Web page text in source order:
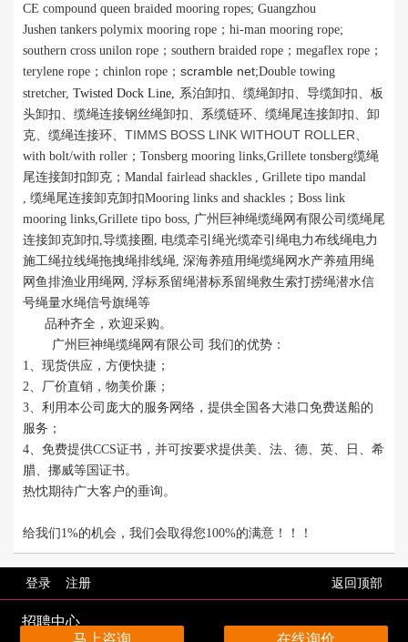
CE compound queen braided mooring ropes; Guangzhou
Jushen tankers polymix mooring rope ； hi-man mooring rope;
southern cross unilon rope； southern braided rope ； megaflex rope ；
terylene rope ； chinlon rope ； scramble net;Double towing
stretcher, Twisted Dock Line
系泊卸扣、缆绳卸扣、导缆卸扣、板
头卸扣、缆绳连接钢丝绳卸扣、系缆链环、缆绳尾连接卸扣、卸
克、缆绳连接环、 TIMMS BOSS LINK WITHOUT ROLLER
with bolt/with roller； Tonsberg mooring links,Grillete tonsberg缆绳
尾连接卸扣卸克； Mandal fairlead shackles , Grillete tipo mandal
缆绳尾连接卸克卸扣Mooring links and shackles ； Boss link
mooring links,Grillete tipo boss,
广州巨神绳缆绳网有限公司缆绳尾
连接卸克卸扣 导缆接圈
电缆牵引绳光缆牵引绳电力布线绳电力
施工绳拉线绳拖拽绳排线绳, 深海养殖用绳缆绳网水产养殖用绳
网鱼排渔业用绳网,
浮标系留绳潜标系留绳救生索打捞绳潜水信
号绳量水绳信号旗绳等
品种齐全，欢迎采购。
广州巨神绳缆绳网有限公司 我们的优势：
1、现货供应，方便快捷；
2、厂价直销，物美价 廉；
3、利用本公司庞大的服务网络，提供全国各大港口免费送船的
服务；
4、免费提供CCS证书，并可按要求提供美、法、德、英、日、希
腊、挪威等国证书。
热忱期待广大客户的垂询。
给我们1%的机会，我们会取得您100%的满意！！！
马上咨询 在线询价
登录 注册 返回顶部
招聘中心